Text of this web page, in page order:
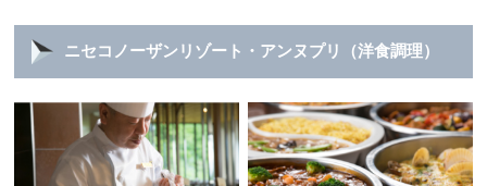
ニセコノーザンリゾート・アンヌプリ（洋食調理）